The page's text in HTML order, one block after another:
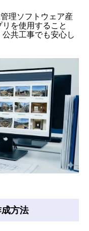
理ソフトウェア産
を使用すること
共工事でも安心し
方法